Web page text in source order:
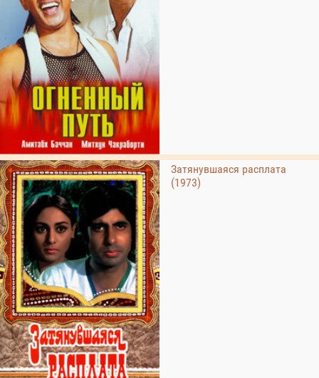
Затянувшаяся расплата
(1973)